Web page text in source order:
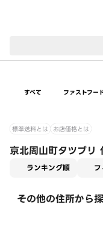
すべて ファストフー
標準送料とは お店価格とは
京北周山町タツブリ
ランキング順
その他の住所から